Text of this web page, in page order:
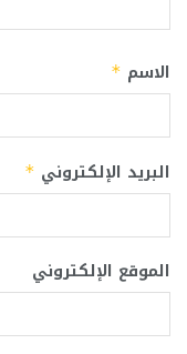
الاسم *
البريد الإلكتروني *
الموقع الإلكتروني